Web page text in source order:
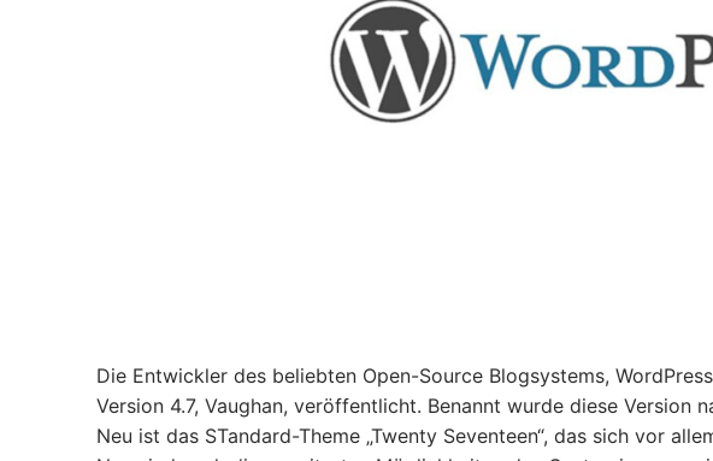
Die Entwickler des beliebten Open-Source Blogsystems,
Version 4.7, Vaughan, veröffentlicht. Benannt wurde diese Version
Neu ist das STandard-Theme „Twenty Seventeen“, das sich vor